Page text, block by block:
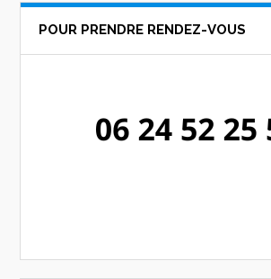
POUR PRENDRE RENDEZ-VOUS